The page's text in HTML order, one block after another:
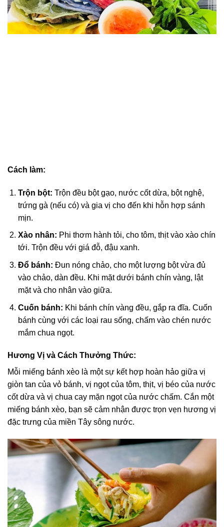
Cách làm:
Trộn bột: Trộn đều bột gạo, nước cốt dừa, bột nghệ,
trứng gà (nếu có) và gia vị cho đến khi hỗn hợp sánh
mịn.
Xào nhân: Phi thơm hành tỏi, cho tôm, thịt vào xào chín
tới. Trộn đều với giá đỗ, đậu xanh.
Đổ bánh: Đun nóng chảo, cho một lượng bột vừa đủ
vào chảo, dàn đều. Khi mặt dưới bánh chín vàng, lật
mặt và cho nhân vào giữa.
Cuốn bánh: Khi bánh chín vàng đều, gắp ra đĩa. Cuốn
bánh cùng với các loại rau sống, chấm vào chén nước
mắm chua ngọt.
Hương Vị và Cách Thưởng Thức:
Mỗi miếng bánh xèo là một sự kết hợp hoàn hảo giữa vị
giòn tan của vỏ bánh, vị ngọt của tôm, thịt, vị béo của nước
cốt dừa và vị chua cay mặn ngọt của nước chấm. Cắn một
miếng bánh xèo, bạn sẽ cảm nhận được trọn vẹn hương vị
đặc trưng của miền Tây sông nước.